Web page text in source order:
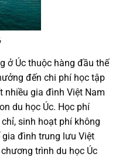
ở Úc thuộc hàng đầu thế
đến chi phí học tập
nhiều gia đình Việt Nam
du học Úc. Học phí
sinh hoạt phí không
đình trung lưu Việt
trình du học Úc